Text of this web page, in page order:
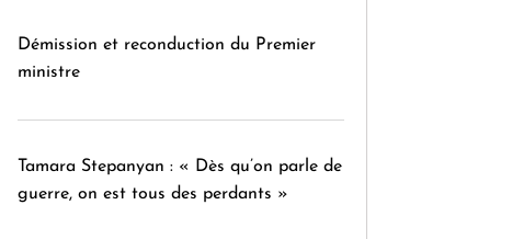
Démission et reconduction du Premier
ministre
Tamara Stepanyan : « Dès qu’on parle de
guerre, on est tous des perdants »